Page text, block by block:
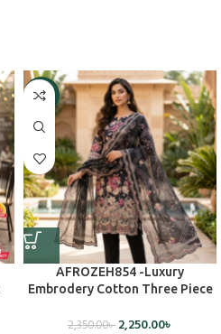
-4%
AFROZEH854 -Luxury
Embrodery Cotton Three Piece
2,350.00৳ 2,250.00৳